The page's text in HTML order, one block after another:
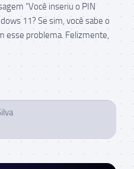
“Você inseriu o PIN
11? Se sim, você sabe o
esse problema. Felizmente,